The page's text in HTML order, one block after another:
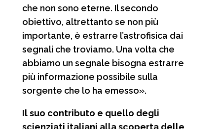
che non sono eterne. Il secondo
obiettivo, altrettanto se non più
importante, è estrarre l’astrofisica dai
segnali che troviamo. Una volta che
abbiamo un segnale bisogna estrarre
più informazione possibile sulla
sorgente che lo ha emesso».
Il suo contributo e quello degli
scienziati italiani alla scoperta delle